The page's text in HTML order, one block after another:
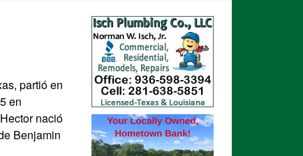
partió en
en
nació
Benjamin